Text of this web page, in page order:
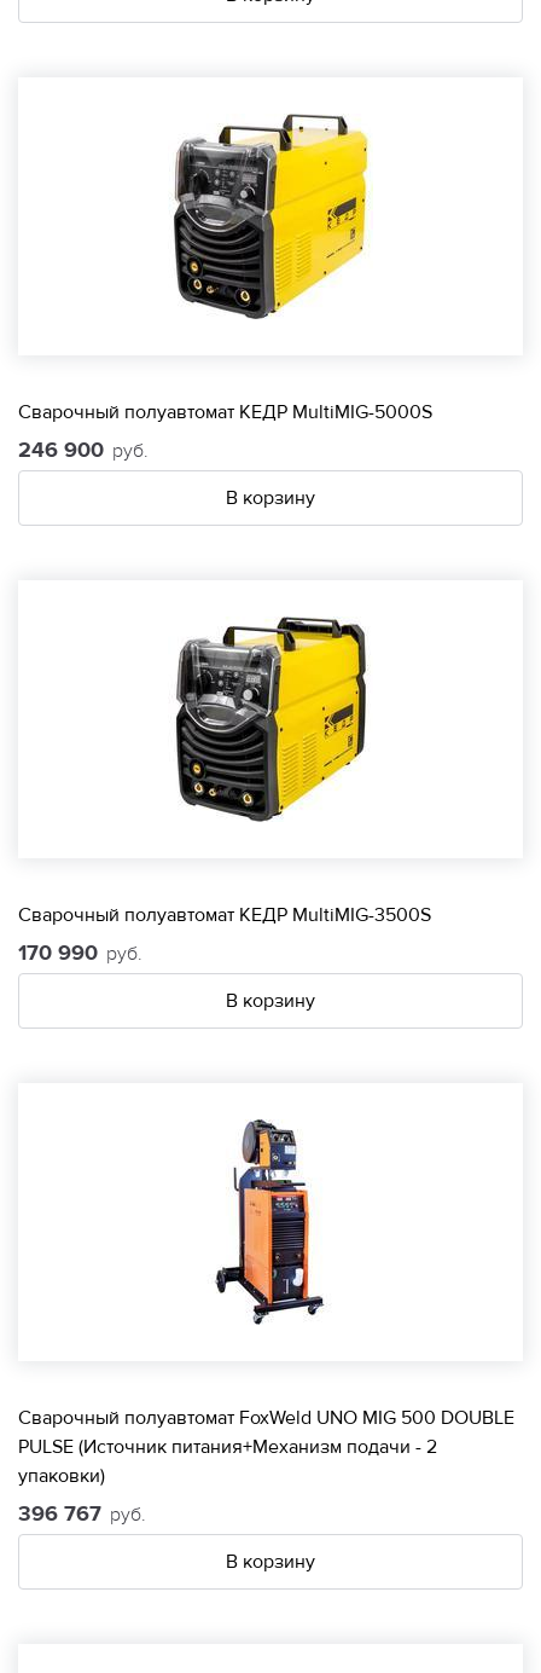
Сварочный полуавтомат КЕДР MultiMIG-5000S
246 900 руб.
В корзину
Сварочный полуавтомат КЕДР MultiMIG-3500S
170 990 руб.
В корзину
Сварочный полуавтомат FoxWeld UNO MIG 500 DOUBLE
PULSE (Источник питания+Механизм подачи - 2
упаковки)
396 767 руб.
В корзину